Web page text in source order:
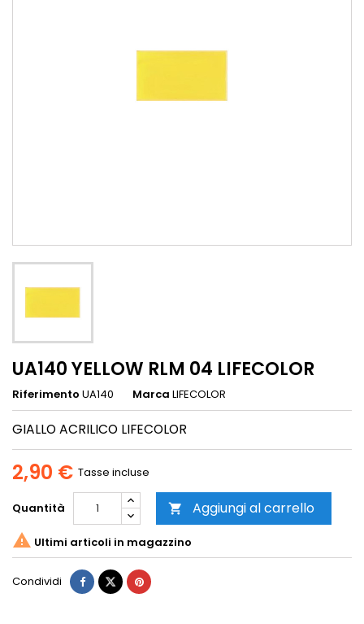
UA140 YELLOW RLM 04 LIFECOLOR
Riferimento UA140 Marca LIFECOLOR
GIALLO ACRILICO LIFECOLOR
2,90 € Tasse incluse
Quantità  Aggiungi al carrello
 Ultimi articoli in magazzino
Condividi